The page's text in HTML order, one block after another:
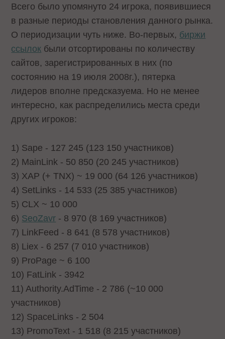
Всего было упомянуто 24 игрока, появившиеся
в разные периоды становления данного рынка.
О периодизации чуть ниже. Во-первых, биржи
ссылок были отсортированы по количеству
сайтов, зарегистрированных в них (по
состоянию на 19 июля 2008г.), пятерка
лидеров вполне предсказуема. Но не менее
интересно, как распределились места среди
других игроков:
1) Sape - 127 245 (123 150 участников)
2) MainLink - 50 850 (20 245 участников)
3) XAP (+ TNX) ~ 19 000 (64 126 участников)
4) SetLinks - 14 533 (25 385 участников)
5) CLX ~ 10 000
6) SeoZavr - 8 970 (8 169 участников)
7) LinkFeed - 8 641 (8 578 участников)
8) Liex - 6 257 (7 010 участников)
9) ProPage ~ 6 100
10) FatLink - 3942
11) Authority.AdTime - 2 786 (~10 000
участников)
12) SpaceLinks - 2 504
13) PromoText - 1 518 (8 215 участников)